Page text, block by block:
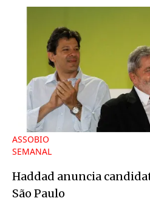
ASSOBIO
SEMANAL
Haddad anuncia
São Paulo